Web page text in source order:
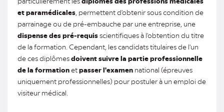
et paramédicales , permettent d'obtenir sous condition de
parrainage ou de pré-embauche par une entreprise, une
dispense des pré-requisscientifiques à l'obtention du titre
de la formation. Cependant, les candidats titulaires de l'un
de ces diplômesdoivent suivre la partie professionnelle
de la formationetpasser l'examen national (épreuves
uniquement professionnelles) pour postuler à un emploi de
visiteur médical.